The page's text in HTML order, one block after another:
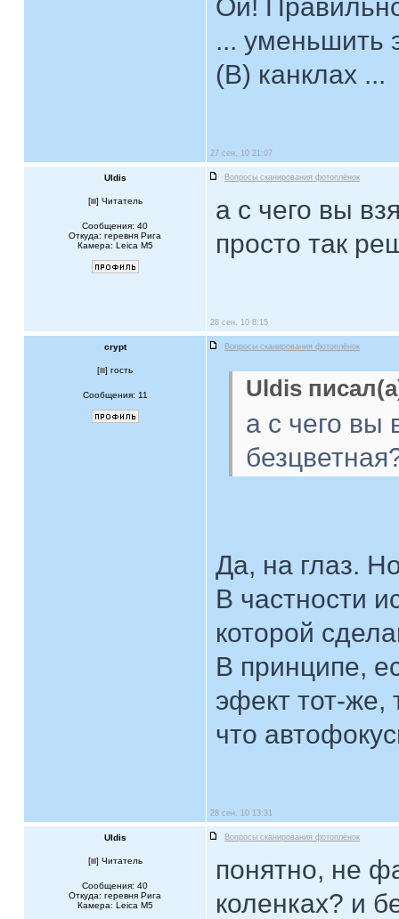
Ой!
... уменьшить
(B) канклах ...
27 сен, 10 21:07
Uldis Вопросы сканирования фотоплёнок
[ ] Читатель
Сообщения: 40
Откуда: геревня Рига
Камера: Leica M5
а с чего вы
просто так
28 сен, 10 8:15
crypt Вопросы сканирования фотоплёнок
[ ] гость
Сообщения: 11 Uldis
а с чего вы
Да, на глаз.
В частности
которой
В принципе,
эфект тот-же,
что
28 сен, 10 13:31
Uldis Вопросы сканирования фотоплёнок
[ ] Читатель
Сообщения: 40
Откуда: геревня Рига
Камера: Leica M5
понятно, не
коленках? и